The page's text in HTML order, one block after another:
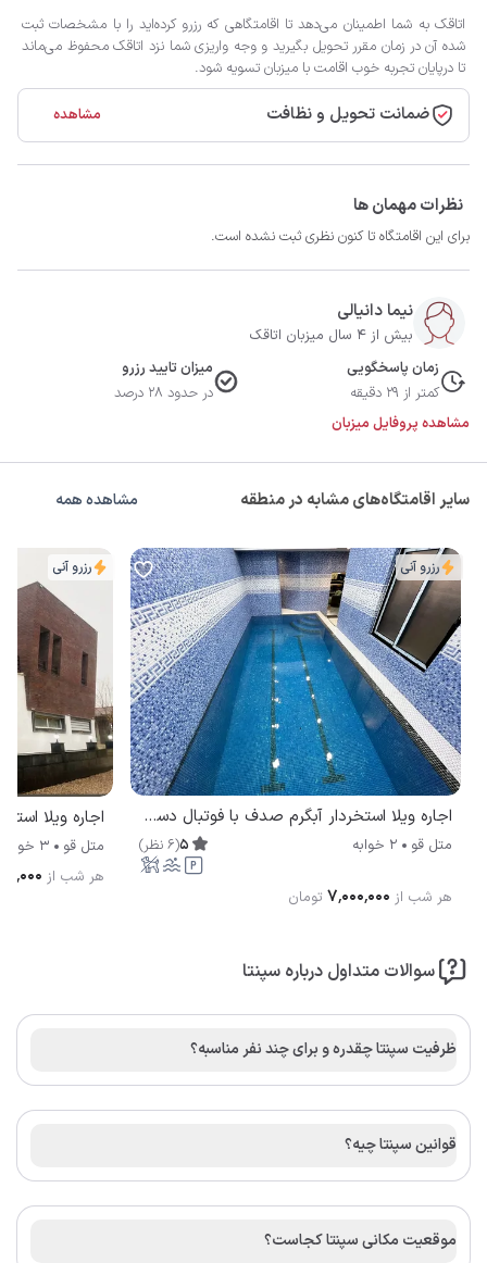
اتاقک به شما اطمینان می‌دهد تا اقامتگاهی که رزرو کرده‌اید را با مشخصات ثبت
شده آن در زمان مقرر تحویل بگیرید و وجه واریزی شما نزد اتاقک محفوظ می‌ماند
تا درپایان تجربه خوب اقامت با میزبان تسویه شود.
ضمانت تحویل و نظافت مشاهده
نظرات مهمان ها
برای این اقامتگاه تا کنون نظری ثبت نشده است.
نیما دانیالی
بیش از 4 سال میزبان اتاقک
زمان پاسخگویی
کمتر از 29 دقیقه
میزان تایید رزرو
در حدود 28 درصد
مشاهده پروفایل میزبان
سایر اقامتگاه‌های مشابه در منطقه مشاهده همه
رزرو آنی
اجاره ویلا استخردار آبگرم صدف با فوتبال دستی متل قو
متل قو 2 خوابه 5
(
6 نظر)
هر شب از ۷٬۰۰۰٬۰۰۰ تومان
رزرو آنی
متل قو
3 خوابه
هر شب از
سوالات متداول درباره سپنتا
ظرفیت سپنتا چقدره و برای چند نفر مناسبه؟
قوانین سپنتا چیه؟
موقعیت مکانی سپنتا کجاست؟